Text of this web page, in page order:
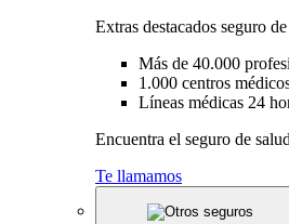
Extras destacados seguro
Más de 40.000
1.000 centros
Líneas médicas 24
Encuentra el seguro de
Te llamamos